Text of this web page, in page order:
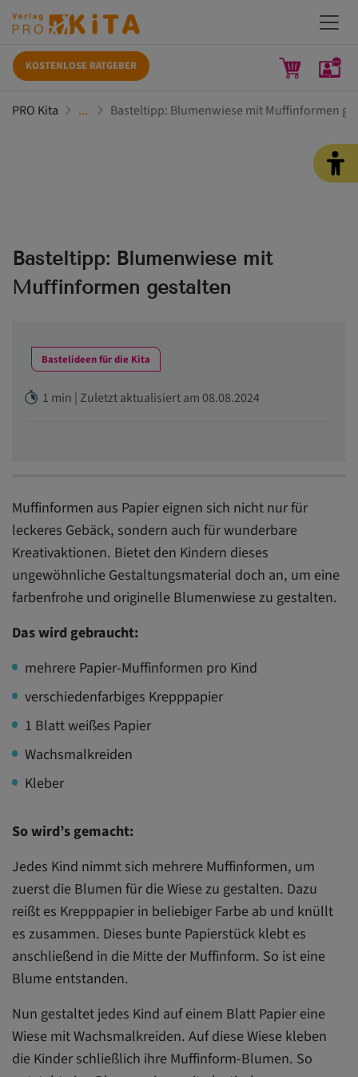
KOSTENLOSE RATGEBER
PRO Kita Basteltipp: Blumenwiese mit Muffinformen
Basteltipp: Blumenwiese mit
Muffinformen gestalten
Bastelideen für die Kita
1 min | Zuletzt aktualisiert am 08.08.2024
Muffinformen aus Papier eignen sich nicht nur für
leckeres Gebäck, sondern auch für wunderbare
Kreativaktionen. Bietet den Kindern dieses
ungewöhnliche Gestaltungsmaterial doch an, um eine
farbenfrohe und originelle Blumenwiese zu gestalten.
Das wird gebraucht:
mehrere Papier-Muffinformen pro Kind
verschiedenfarbiges Krepppapier
1 Blatt weißes Papier
Wachsmalkreiden
Kleber
So wird’s gemacht:
Jedes Kind nimmt sich mehrere Muffinformen, um
zuerst die Blumen für die Wiese zu gestalten. Dazu
reißt es Krepppapier in beliebiger Farbe ab und knüllt
es zusammen. Dieses bunte Papierstück klebt es
anschließend in die Mitte der Muffinform. So ist eine
Blume entstanden.
Nun gestaltet jedes Kind auf einem Blatt Papier eine
Wiese mit Wachsmalkreiden. Auf diese Wiese kleben
die Kinder schließlich ihre Muffinform-Blumen. So